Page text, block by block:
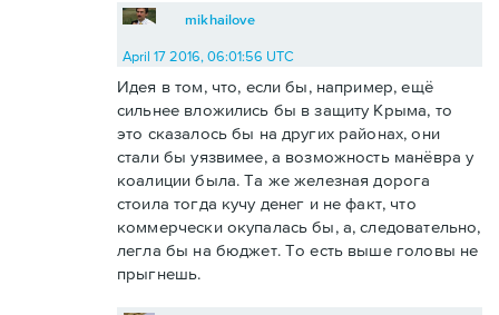
mikhailove
April 17 2016, 06:01:56 UTC
Идея в том, что, если бы, например, ещё
сильнее вложились бы в защиту Крыма, то
это сказалось бы на других районах, они
стали бы уязвимее, а возможность манёвра у
коалиции была. Та же железная дорога
стоила тогда кучу денег и не факт, что
коммерчески окупалась бы, а, следовательно,
легла бы на бюджет. То есть выше головы не
прыгнешь.